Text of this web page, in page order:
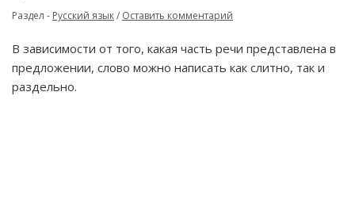
Раздел - Русский язык/ Оставить комментарий
В зависимости от того, какая часть речи представлена в
предложении, слово можно написать как слитно, так и
раздельно.